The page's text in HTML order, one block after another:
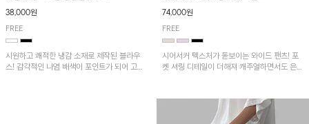
38,000원
FREE
시원하고 쾌적한 냉감 소재로 제작된 블라우
스! 감각적인 나염 배색이 포인트가 되어 고급
74,000원
FREE
시어서커 텍스처가 돋보이는 와이드 팬츠! 포
켓 셔링 디테일이 더해져 캐주얼하면서도 은은
다. 가볍고 쾌적한 착용감으로 여름철 데일리
아이템으로 활용하기 좋아요~